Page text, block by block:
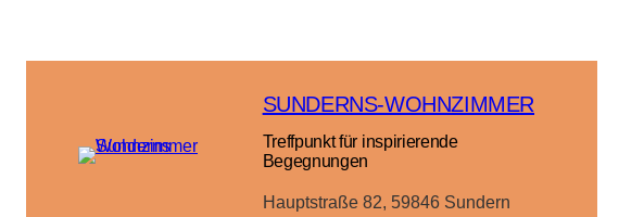
SUNDERNS-WOHNZIMMER
Treffpunkt für inspirierende
Begegnungen
Hauptstraße 82, 59846 Sundern